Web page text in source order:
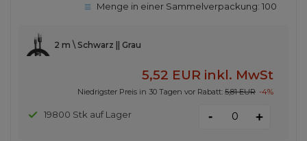
Menge in einer Sammelverpackung:100
2 m \ Schwarz || Grau
5,52 EUR inkl. MwSt
Niedrigster Preis in 30 Tagen vor Rabatt: 5,81 EUR -4%
19800 Stk auf Lager - +